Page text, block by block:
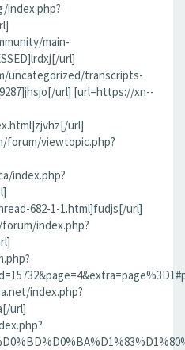
index.php?
main-
url]
uncategorized/transcripts-
url] [url=https://xn--
url]
forum/viewtopic.php?
index.php?
682-1-1.html]fudjs[/url]
index.php?
index.php?
url]